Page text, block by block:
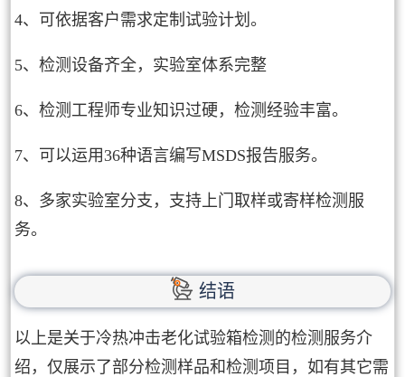
4、可依据客户需求定制试验计划。
5、检测设备齐全，实验室体系完整
6、检测工程师专业知识过硬，检测经验丰富。
7、可以运用36种语言编写MSDS报告服务。
8、多家实验室分支，支持上门取样或寄样检测服
务。
结语
以上是关于冷热冲击老化试验箱检测的检测服务介
绍，仅展示了部分检测样品和检测项目，如有其它需